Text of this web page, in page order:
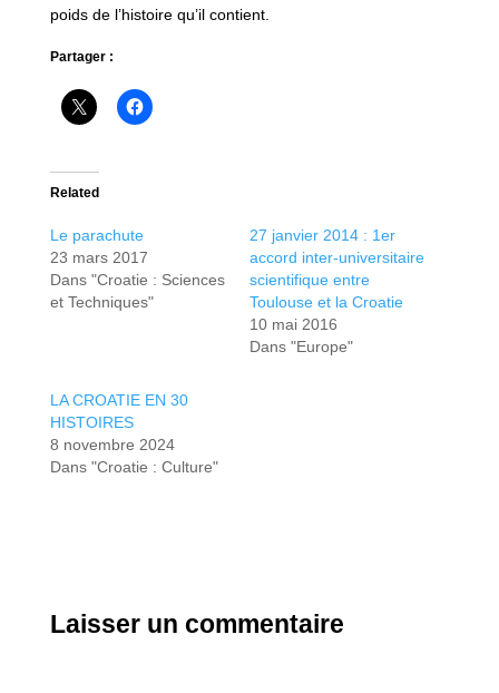
poids de l’histoire qu’il contient.
Partager :
Related
Le parachute
23 mars 2017
Dans "Croatie : Sciences
et Techniques"
27 janvier 2014 : 1er
accord inter-universitaire
scientifique entre
Toulouse et la Croatie
10 mai 2016
Dans "Europe"
LA CROATIE EN 30
HISTOIRES
8 novembre 2024
Dans "Croatie : Culture"
Laisser un commentaire